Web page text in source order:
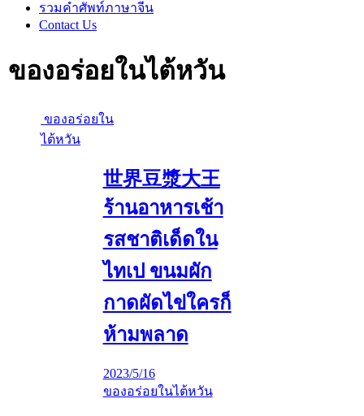
รวมคำศัพท์ภาษาจีน
Contact Us
ของอร่อยในไต้หวัน
ของอร่อยใน
ไต้หวัน
世界豆漿大王
ร้านอาหารเช้า
รสชาติเด็ดใน
ไทเป ขนมผัก
กาดผัดไข่ใครก็
ห้ามพลาด
2023/5/16
ของอร่อยในไต้หวัน